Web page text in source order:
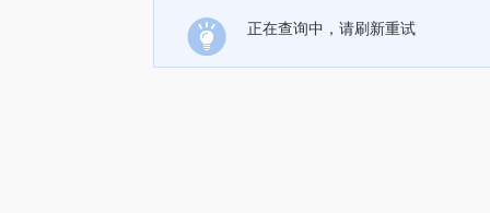
正在查询中，请刷新重试